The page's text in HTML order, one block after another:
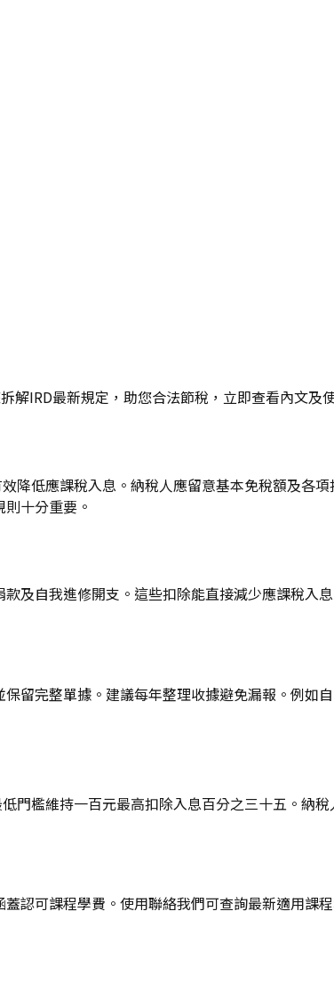
IRD最新規定，助您合法節稅，立即查看內文及
低應課稅入息。納稅人應留意基本免稅額及各
十分重要。
及自我進修開支。這些扣除能直接減少應課稅入
留完整單據。建議每年整理收據避免漏報。例如
檻維持一百元最高扣除入息百分之三十五。納
認可課程學費。使用聯絡我們可查詢最新適用課